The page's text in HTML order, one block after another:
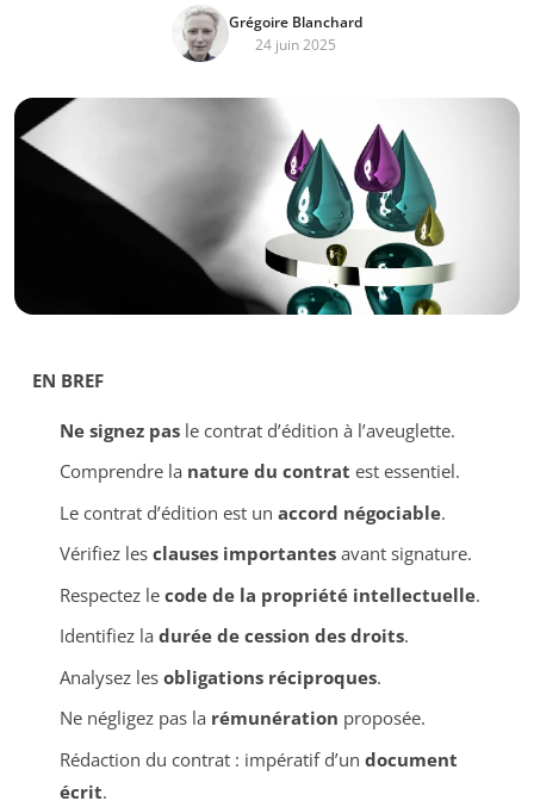
Grégoire Blanchard
24 juin 2025
EN BREF
Ne signez pasle contrat d’édition à l’aveuglette.
Comprendre la nature du contrat est essentiel.
Le contrat d’édition est un accord négociable.
Vérifiez les clauses importantesavant signature.
Respectez le code de la propriété intellectuelle.
Identifiez la durée de cession des droits.
Analysez les obligations réciproques.
Ne négligez pas la rémunération proposée.
Rédaction du contrat : impératif d’un document
écrit.